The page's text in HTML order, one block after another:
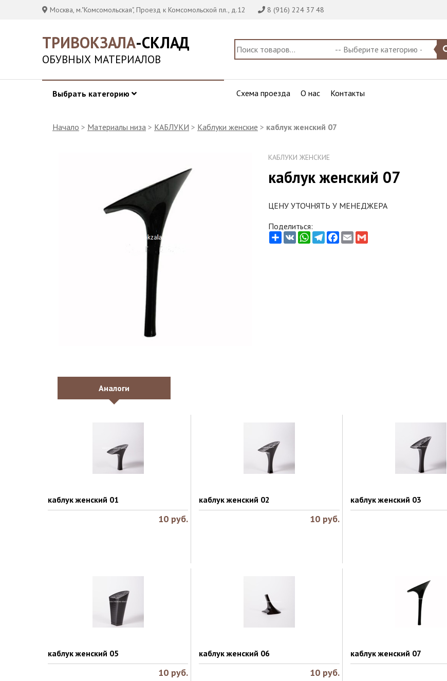
Москва, м."Комсомольская", Проезд к Комсомольской пл., д.12 8 (916) 224 37 48
ТРИВОКЗАЛА-СКЛАД
ОБУВНЫХ МАТЕРИАЛОВ
Выбрать категорию Схема проезда О нас Контакты
Начало > Материалы низа > КАБЛУКИ > Каблуки женские > каблук женский 07
КАБЛУКИ ЖЕНСКИЕ
каблук женский 07
ЦЕНУ УТОЧНЯТЬ У МЕНЕДЖЕРА
Поделиться:
ShareVK WhatsApp
Telegram
Facebook
EmailGmail
Аналоги
каблук женский 01
10 руб.
каблук женский 02
10 руб.
каблук женский 03
каблук женский 05
10 руб.
каблук женский 06
10 руб.
каблук женский 07